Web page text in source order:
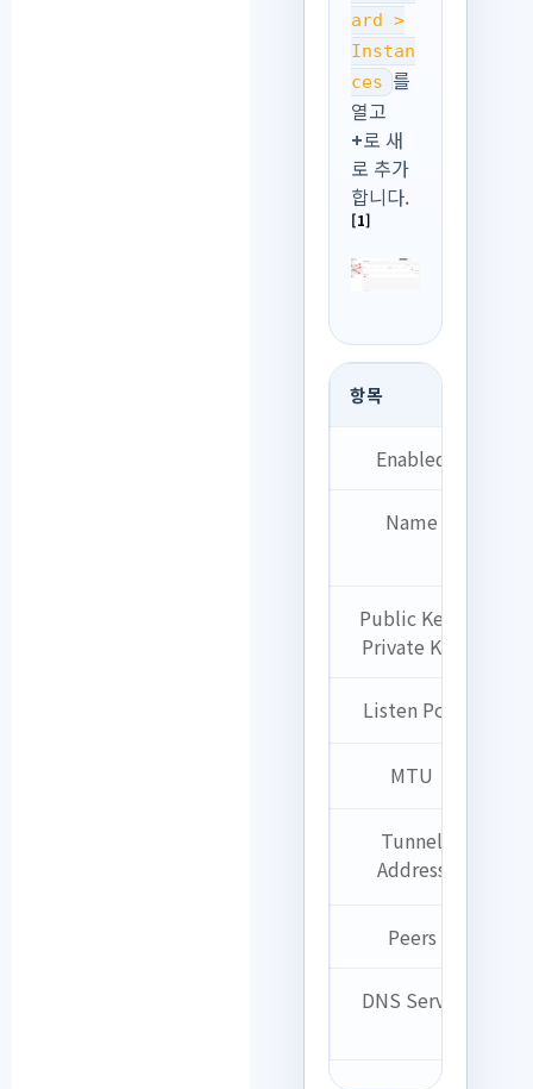
ard >
Instan
ces 를
열고
+로 새
로 추가
합니다.
[1]
항목
Enabled
Name
Public Key /
Private Key
Listen Port
MTU
Tunnel
Address
Peers
DNS Server